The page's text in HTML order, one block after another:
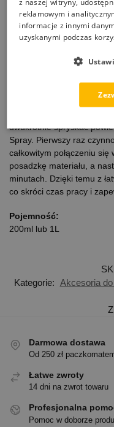
Zapytaj o produkt
szybkiego usuwania
dwukrotnie spryskać
Spray. Pierwszy raz
całkowitym połączeniu
posadzkę materiału, a
minutach. Dzięki temu z
co skróci czas pracy i
Pojemność:
200ml lub 1L
Kategorie: Akcesoria
Darmowa dostawa
Od 250 zł
Łatwe zwroty
14 dni na zwrot towaru
Profesjonalna
Pomoc w doborze
reklamowym i
informacje z innymi
uzyskanymi podczas